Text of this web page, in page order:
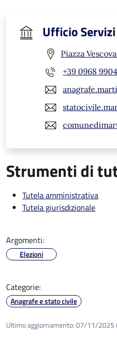
Ufficio
Piazza
+39 0968
Strumenti di
Tutela amministrativa
Tutela giurisdizionale
Argomenti:
Elezioni
Categorie:
Anagrafe e stato civile
Ultimo aggiornamento:07/11/2025